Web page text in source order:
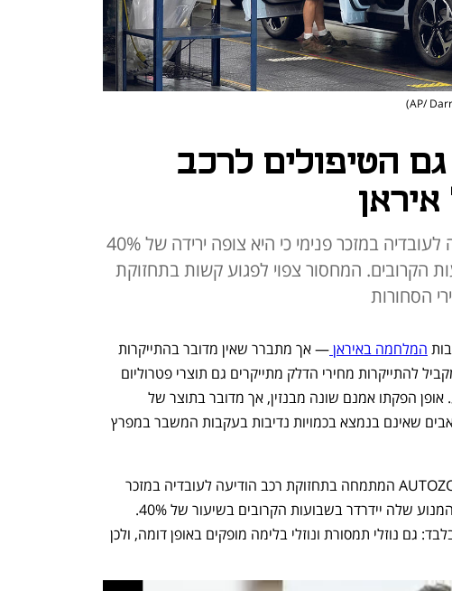
הטיפולים לרכב
איראן
רשת AUTOZONE הודיעה לעובדיה במזכר פנימי כי היא צופה ירידה של 40%
הקרובים. המחסור צפוי לפגוע קשות בתחזוקת
הסחורות
המלחמה באיראן